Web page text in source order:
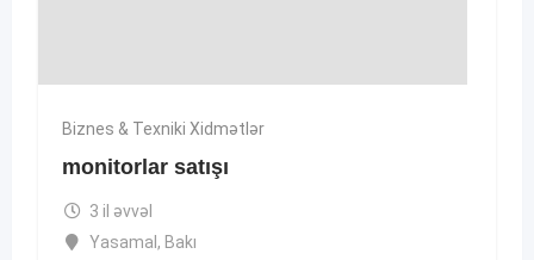
Biznes & Texniki Xidmətlər
monitorlar satışı
3 il əvvəl
Yasamal , Bakı